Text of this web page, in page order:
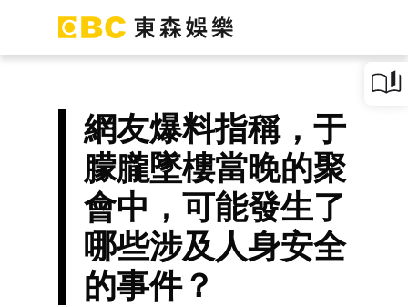
網友爆料指稱，于
朦朧墜樓當晚的聚
會中，可能發生了
哪些涉及人身安全
的事件？